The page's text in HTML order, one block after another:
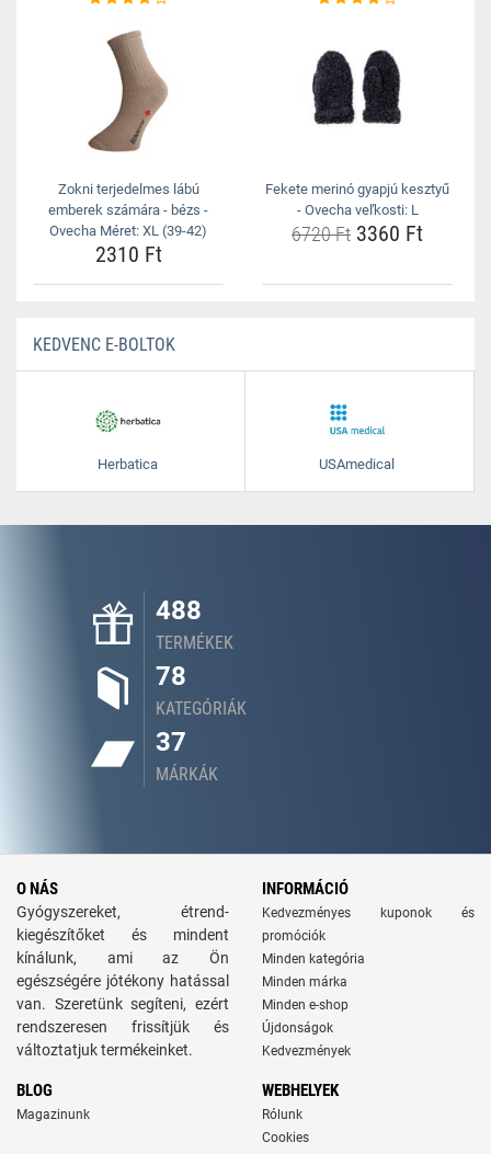
Zokni terjedelmes lábú
emberek számára - bézs -
Ovecha Méret: XL (39-42)
2310 Ft
Fekete merinó gyapjú kesztyű
- Ovecha veľkosti: L
6720 Ft 3360 Ft
KEDVENC E-BOLTOK
Herbatica USAmedical
488
TERMÉKEK
78
KATEGÓRIÁK
37
MÁRKÁK
O NÁS
Gyógyszereket, étrend-
kiegészítőket és mindent
kínálunk, ami az Ön
egészségére jótékony hatással
van. Szeretünk segíteni, ezért
rendszeresen frissítjük és
változtatjuk termékeinket.
INFORMÁCIÓ
Kedvezményes kuponok és
promóciók
Minden kategória
Minden márka
Minden e-shop
Újdonságok
Kedvezmények
BLOG
Magazinunk
WEBHELYEK
Rólunk
Cookies